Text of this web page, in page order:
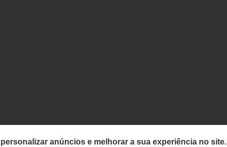
anúncios e melhorar a sua experiência no site.